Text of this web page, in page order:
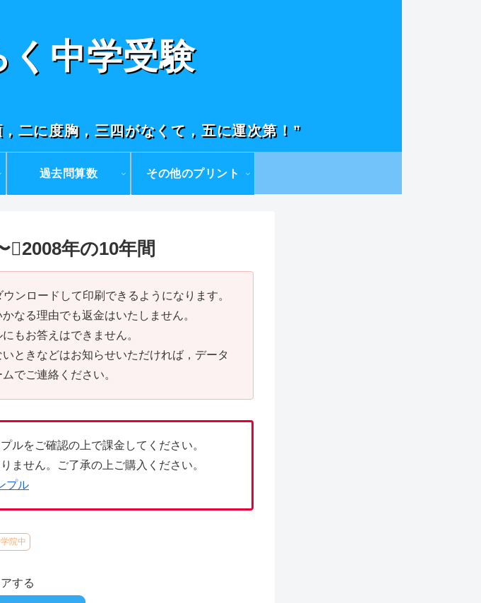
く中学受験
二に度胸，三四がなくて，五に運次第！”
過去問算数 その他のプリント
2008年の10年間
ンロードして印刷できるようになります。
なる理由でも返金はいたしません。
もお答えはできません。
ときなどはお知らせいただければ，データ
でご連絡ください。
ルをご確認の上で課金してください。
ません。ご了承の上ご購入ください。
プル
院中
する